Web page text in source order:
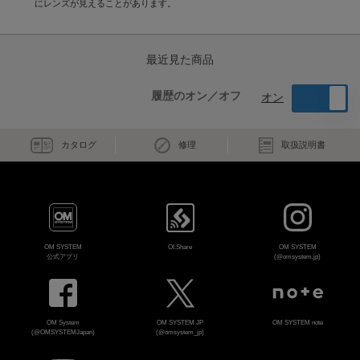
にレンズが見えることがあります。
最近見た商品
履歴のオン／オフ オン
カタログ 修理 取扱説明書
OM SYSTEM
公式アプリ
OI.Share
OM SYSTEM
(@omsystem.jp)
OM System
(@OMSYSTEMJapan)
OM SYSTEM JP
(@omsystem_jp)
OM SYSTEM note